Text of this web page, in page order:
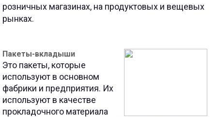
розничных магазинах, на продуктовых и вещевых
рынках.
Пакеты-вкладыши
Это пакеты, которые
используют в основном
фабрики и предприятия. Их
используют в качестве
прокладочного материала